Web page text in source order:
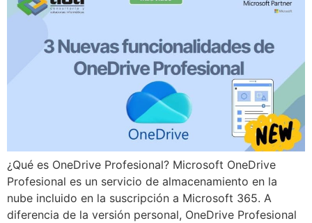
¿Qué es OneDrive Profesional? Microsoft OneDrive
Profesional es un servicio de almacenamiento en la
nube incluido en la suscripción a Microsoft 365. A
diferencia de la versión personal, OneDrive Profesional